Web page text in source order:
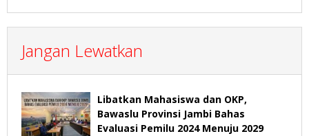
Jangan Lewatkan
Libatkan Mahasiswa dan OKP,
Bawaslu Provinsi Jambi Bahas
Evaluasi Pemilu 2024 Menuju 2029